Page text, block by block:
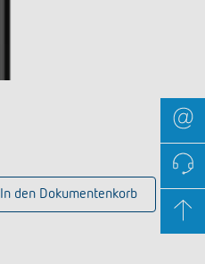
In den Dokumentenkorb